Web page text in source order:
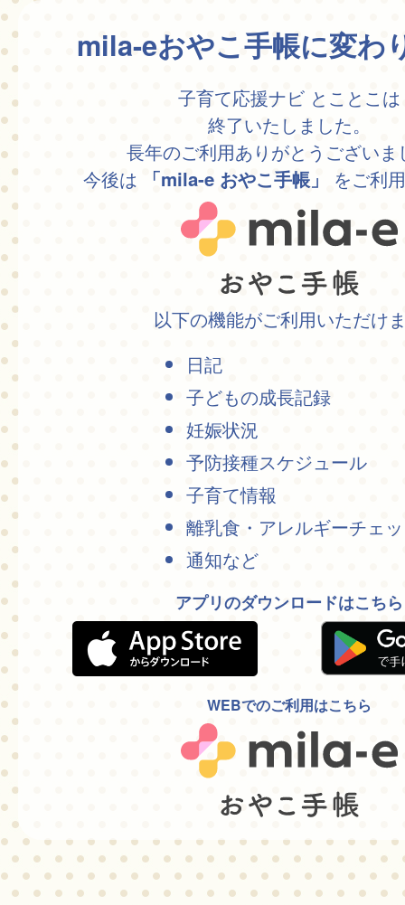
mila-eおやこ手帳に変わ
子育て応援ナビ とことこは
終了いたしました。
長年のご利用ありがとうございま
今後は
「mila-e おやこ手帳」 をご利
以下の機能がご利用いただけ
日記
子どもの成長記録
妊娠状況
予防接種スケジュール
子育て情報
離乳食・アレルギーチェ
通知など
アプリのダウンロードはこちら
WEBでのご利用はこちら